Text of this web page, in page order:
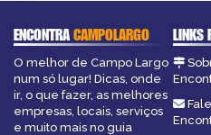
ENCONTRACAMPOLARGO
O melhor de Campo Largo
num só lugar! Dicas, onde
ir, o que fazer, as melhores
empresas, locais, serviços
e muito mais no guia
LINKS